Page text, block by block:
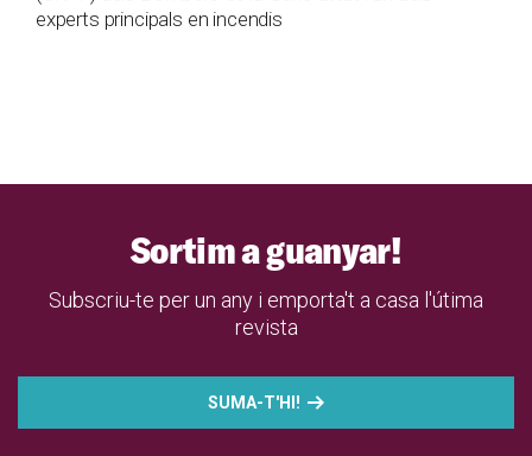
experts principals en incendis
Sortim a guanyar!
Subscriu-te per un any i emporta't a casa l'útima
revista
SUMA-T'HI!